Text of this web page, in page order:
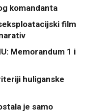
komandanta
film
Memorandum 1 i
huliganske
je samo